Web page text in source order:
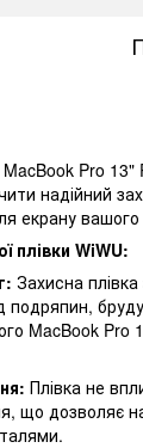
Pro 13"
надійний
екрану
плівки WiWU:
Захисна
подряпин,
MacBook Pro
Плівка не
що дозволяє